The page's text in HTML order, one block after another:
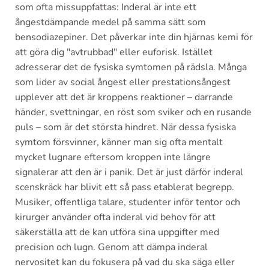
som ofta missuppfattas: Inderal är inte ett
ångestdämpande medel på samma sätt som
bensodiazepiner. Det påverkar inte din hjärnas kemi för
att göra dig "avtrubbad" eller euforisk. Istället
adresserar det de fysiska symtomen på rädsla. Många
som lider av social ångest eller prestationsångest
upplever att det är kroppens reaktioner – darrande
händer, svettningar, en röst som sviker och en rusande
puls – som är det största hindret. När dessa fysiska
symtom försvinner, känner man sig ofta mentalt
mycket lugnare eftersom kroppen inte längre
signalerar att den är i panik. Det är just därför inderal
scenskräck har blivit ett så pass etablerat begrepp.
Musiker, offentliga talare, studenter inför tentor och
kirurger använder ofta inderal vid behov för att
säkerställa att de kan utföra sina uppgifter med
precision och lugn. Genom att dämpa inderal
nervositet kan du fokusera på vad du ska säga eller